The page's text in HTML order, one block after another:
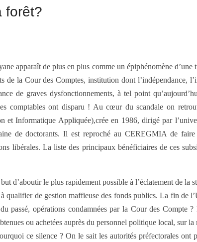
forêt?
apparaît de plus en plus comme un épiphénomène
la Cour des Comptes, institution dont l’indépendance,
de graves dysfonctionnements, à tel point
comptables ont disparu ! Au cœur du scandale on
et Informatique Appliquée),crée en 1986, dirigé par
de doctorants. Il est reproché au CEREGMIA de
libérales. La liste des principaux bénéficiaires de ces
d’aboutir le plus rapidement possible à l’éclatement de la
qualifier de gestion maffieuse des fonds publics. La fin de
passé, opérations condamnées par la Cour des Compte ?
ou achetées auprès du personnel politique local, sur
ce silence ? On le sait les autorités préfectorales ont